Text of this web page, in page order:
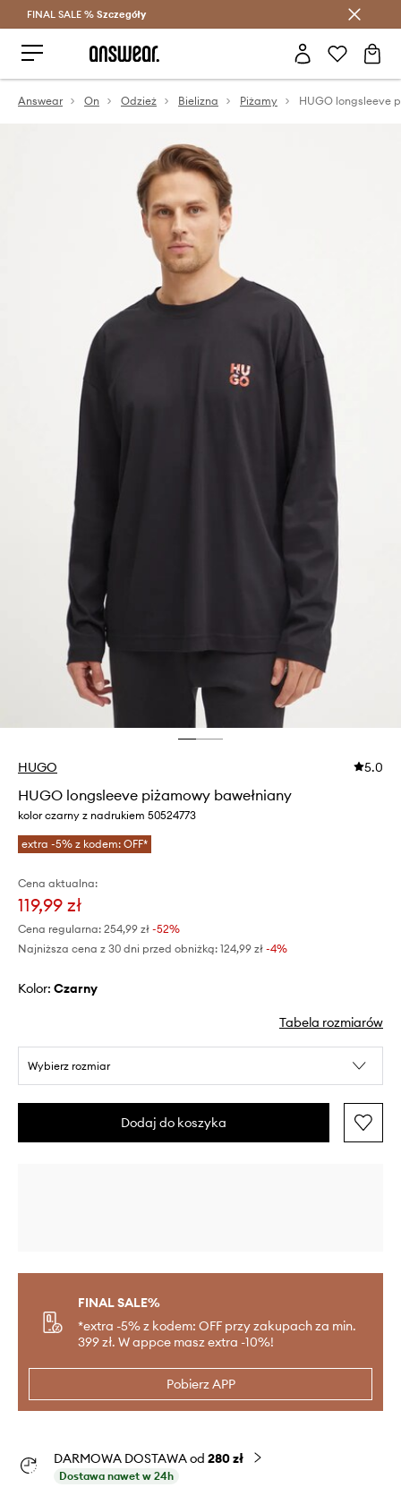
Oszczędzaj z Answear Club >
FINAL SALE % Szczegóły
Answear On Odzież Bielizna Piżamy
HUGO 5.0
HUGO longsleeve piżamowy bawełniany
kolor czarny z nadrukiem 50524773
extra -5% z kodem: OFF*
Cena aktualna:
119,99 zł
Cena regularna: 254,99 zł -52%
Najniższa cena z 30 dni przed obniżką: 124,99 zł -4%
Kolor: czarny
Tabela rozmiarów
Wybierz rozmiar
Dodaj do koszyka
FINAL SALE%
*extra -5% z kodem: OFF przy zakupach za min.
399 zł. W appce masz extra -10%!
Pobierz APP
DARMOWA DOSTAWA od 280 zł
Dostawa nawet w 24h